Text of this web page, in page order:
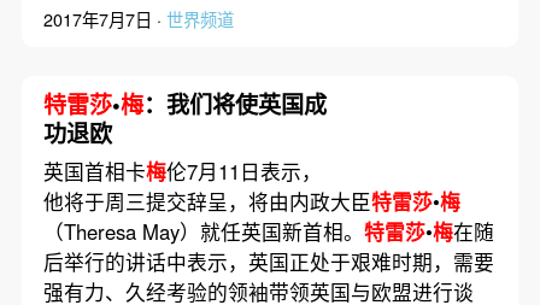
2017年7月7日 · 世界频道
特雷莎•梅：我们将使英国成
功退欧
英国首相卡梅伦7月11日表示，
他将于周三提交辞呈，将由内政大臣特雷莎•梅
（Theresa May）就任英国新首相。 特雷莎•梅在随
后举行的讲话中表示，英国正处于艰难时期，需要
强有力、久经考验的领袖带领英国与欧盟进行谈